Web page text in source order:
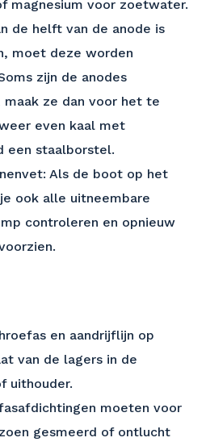
magnesium voor zoetwater.
de helft van de anode is
moet deze worden
zijn de anodes
maak ze dan voor het te
even kaal met
een staalborstel.
Als de boot op het
ook alle uitneembare
controleren en opnieuw
en aandrijflijn op
van de lagers in de
uithouder.
moeten voor
gesmeerd of ontlucht